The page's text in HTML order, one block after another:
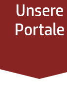
Unsere
Portale